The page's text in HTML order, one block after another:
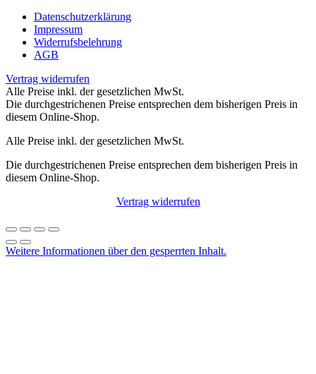
Datenschutzerklärung
Impressum
Widerrufsbelehrung
AGB
Vertrag widerrufen
Alle Preise inkl. der gesetzlichen MwSt.
Die durchgestrichenen Preise entsprechen dem bisherigen Preis in
diesem Online-Shop.
Alle Preise inkl. der gesetzlichen MwSt.
Die durchgestrichenen Preise entsprechen dem bisherigen Preis in
diesem Online-Shop.
Vertrag widerrufen
Weitere Informationen über den gesperrten Inhalt.